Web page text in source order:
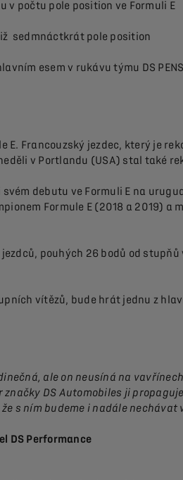
v počtu pole position ve Formuli E
sedmnáctkrát pole position
esem v rukávu týmu DS
E. Francouzský jezdec, který je
v Portlandu (USA) stal také
debutu ve Formuli E na
Formule E (2018 a 2019) a
pouhých 26 bodů od
vítězů, bude hrát jednu z
ale on neusíná na
DS Automobiles ji
s ním budeme i nadále nechávat
DS Performance